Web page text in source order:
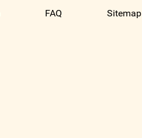
FAQ Sitemap